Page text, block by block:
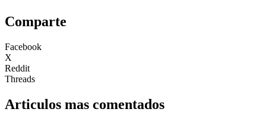
Comparte
Facebook
X
Reddit
Threads
Articulos mas comentados